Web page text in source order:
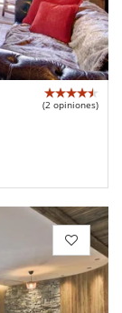
(2 opiniones)